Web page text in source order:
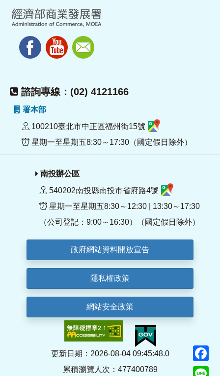
諮詢專線：(02) 4121166
署本部
100210臺北市中正區福州街15號
星期一至星期五8:30～17:30（國定假日除外）
南投辦公區
540202南投縣南投市省府路4號
星期一至星期五8:30～12:30 | 13:30～17:30
（公司登記：9:00～16:30）（國定假日除外）
政府網站資料開放宣告
隱私權政策
網站安全政策
更新日期：2026-08-04 09:45:48.0
累積瀏覽人次：477400789